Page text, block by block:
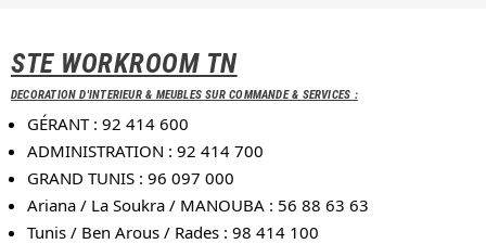
STE WORKROOM TN
DECORATION D'INTERIEUR & MEUBLES SUR COMMANDE & SERVICES :
GÉRANT : 92 414 600
ADMINISTRATION : 92 414 700
GRAND TUNIS : 96 097 000
Ariana / La Soukra / MANOUBA : 56 88 63 63
Tunis / Ben Arous / Rades : 98 414 100